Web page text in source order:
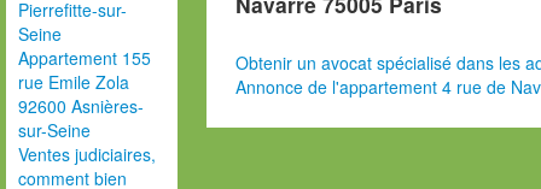
Pierrefitte-sur-
Seine
Appartement 155
rue Emile Zola
92600 Asnières-
sur-Seine
Ventes judiciaires,
comment bien
Obtenir un avocat spécialisé dans les
Annonce de l'appartement 4 rue de